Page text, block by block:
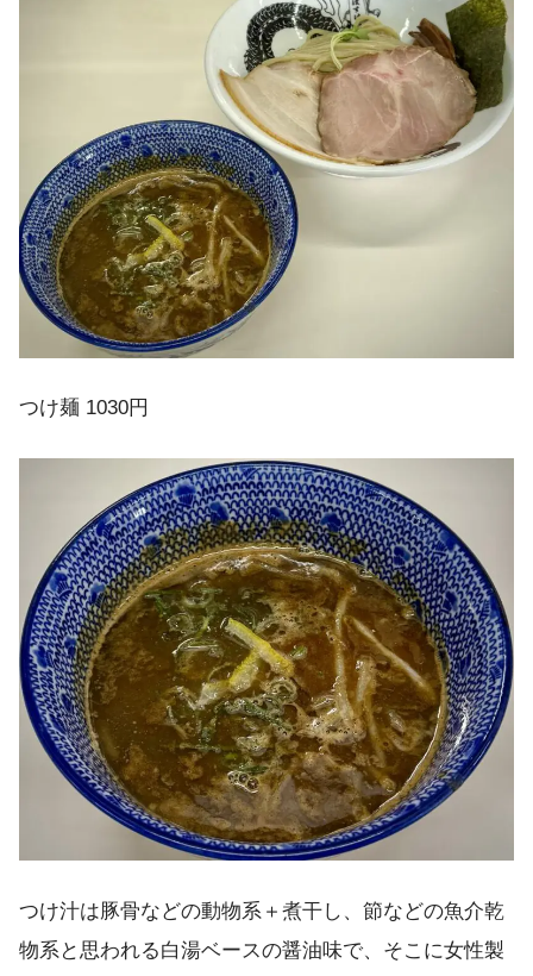
つけ麺 1030円
つけ汁は豚骨などの動物系＋煮干し、節などの魚介乾
物系と思われる白湯ベースの醤油味で、そこに女性製